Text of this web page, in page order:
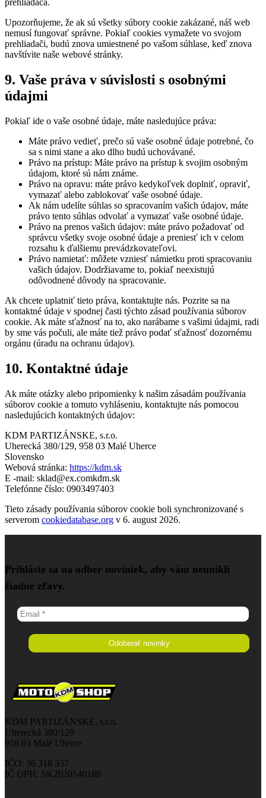
prehliadača.
Upozorňujeme, že ak sú všetky súbory cookie zakázané, náš web
nemusí fungovať správne. Pokiaľ cookies vymažete vo svojom
prehliadači, budú znova umiestnené po vašom súhlase, keď znova
navštívite naše webové stránky.
9. Vaše práva v súvislosti s osobnými
údajmi
Pokiaľ ide o vaše osobné údaje, máte nasledujúce práva:
Máte právo vedieť, prečo sú vaše osobné údaje potrebné, čo
sa s nimi stane a ako dlho budú uchovávané.
Právo na prístup: Máte právo na prístup k svojim osobným
údajom, ktoré sú nám známe.
Právo na opravu: máte právo kedykoľvek doplniť, opraviť,
vymazať alebo zablokovať vaše osobné údaje.
Ak nám udelíte súhlas so spracovaním vašich údajov, máte
právo tento súhlas odvolať a vymazať vaše osobné údaje.
Právo na prenos vašich údajov: máte právo požadovať od
správcu všetky svoje osobné údaje a preniesť ich v celom
rozsahu k ďalšiemu prevádzkovateľovi.
Právo namietať: môžete vzniesť námietku proti spracovaniu
vašich údajov. Dodržiavame to, pokiaľ neexistujú
odôvodnené dôvody na spracovanie.
Ak chcete uplatniť tieto práva, kontaktujte nás. Pozrite sa na
kontaktné údaje v spodnej časti týchto zásad používania súborov
cookie. Ak máte sťažnosť na to, ako narábame s vašimi údajmi, radi
by sme vás počuli, ale máte tiež právo podať sťažnosť dozornému
orgánu (úradu na ochranu údajov).
10. Kontaktné údaje
Ak máte otázky alebo pripomienky k našim zásadám používania
súborov cookie a tomuto vyhláseniu, kontaktujte nás pomocou
nasledujúcich kontaktných údajov:
KDM PARTIZÁNSKE, s.r.o.
Uherecká 380/129, 958 03 Malé Uherce
Slovensko
Webová stránka: https://kdm.sk
E -mail: sklad@ex.comkdm.sk
Telefónne číslo: 0903497403
Tieto zásady používania súborov cookie boli synchronizované s
serverom cookiedatabase.org v 6. august 2026.
Prihláste sa na odber noviniek, aby vám neunikli
žiadne zľavy.
KDM PARTIZÁNSKE, s.r.o.
Uherecká 380/129
958 03 Malé Uherce
IČO: 36 318 337
IČ DPH: SK2020140188